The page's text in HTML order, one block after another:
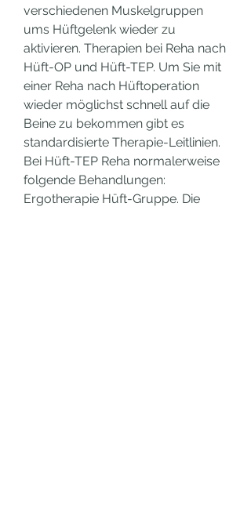
verschiedenen Muskelgruppen
ums Hüftgelenk wieder zu
aktivieren. Therapien bei Reha nach
Hüft-OP und Hüft-TEP. Um Sie mit
einer Reha nach Hüftoperation
wieder möglichst schnell auf die
Beine zu bekommen gibt es
standardisierte Therapie-Leitlinien.
Bei Hüft-TEP Reha normalerweise
folgende Behandlungen:
Ergotherapie Hüft-Gruppe. Die